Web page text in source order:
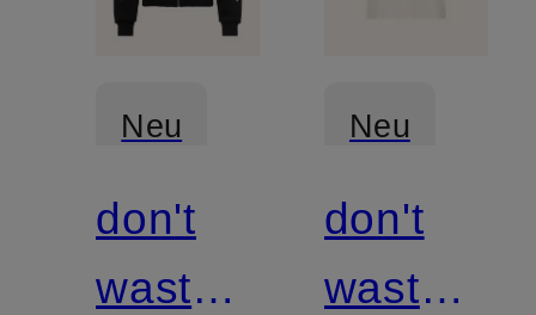
Neu
don't
waste
Neu
don't
waste